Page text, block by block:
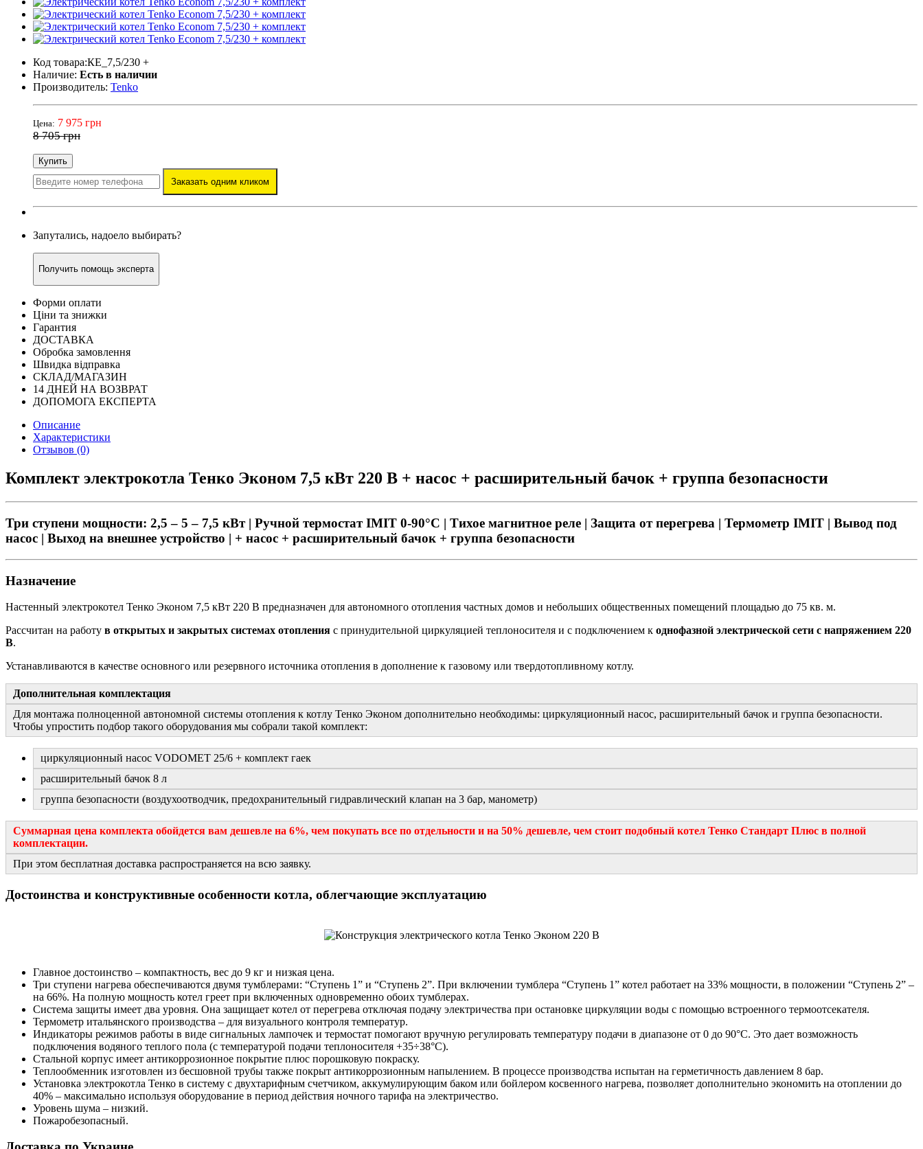
Код товара:КЕ_7,5/230 +
Наличие: Есть в наличии
Производитель: Tenko
Цена: 7 975 грн
8 705 грн
Купить
Заказать одним кликом
Запутались, надоело выбирать?
Получить помощь эксперта
Форми оплати
Ціни та знижки
Гарантия
ДОСТАВКА
Обробка замовлення
Швидка відправка
СКЛАД/МАГАЗИН
14 ДНЕЙ НА ВОЗВРАТ
ДОПОМОГА ЕКСПЕРТА
Описание
Характеристики
Отзывов (0)
Комплект электрокотла Тенко Эконом 7,5 кВт 220 В + насос + расширительный бачок + группа безопасности
Три ступени мощности: 2,5 – 5 – 7,5 кВт | Ручной термостат IMIT 0-90°С | Тихое магнитное реле | Защита от перегрева | Термометр IMIT | Вывод под
насос | Выход на внешнее устройство | + насос + расширительный бачок + группа безопасности
Назначение
Настенный электрокотел Тенко Эконом 7,5 кВт 220 В предназначен для автономного отопления частных домов и небольших общественных помещений площадью до 75 кв. м.
Рассчитан на работу в открытых и закрытых системах отопления с принудительной циркуляцией теплоносителя и с подключением к однофазной электрической сети с напряжением 220
В.
Устанавливаются в качестве основного или резервного источника отопления в дополнение к газовому или твердотопливному котлу.
Дополнительная комплектация
Для монтажа полноценной автономной системы отопления к котлу Тенко Эконом дополнительно необходимы: циркуляционный насос, расширительный бачок и группа безопасности.
Чтобы упростить подбор такого оборудования мы собрали такой комплект:
циркуляционный насос VODOMET 25/6 + комплект гаек
расширительный бачок 8 л
группа безопасности (воздухоотводчик, предохранительный гидравлический клапан на 3 бар, манометр)
Суммарная цена комплекта обойдется вам дешевле на 6%, чем покупать все по отдельности и на 50% дешевле, чем стоит подобный котел Тенко Стандарт Плюс в полной
комплектации.
При этом бесплатная доставка распространяется на всю заявку.
Достоинства и конструктивные особенности котла, облегчающие эксплуатацию
Главное достоинство – компактность, вес до 9 кг и низкая цена.
Три ступени нагрева обеспечиваются двумя тумблерами: “Ступень 1” и “Ступень 2”. При включении тумблера “Ступень 1” котел работает на 33% мощности, в положении “Ступень 2” –
на 66%. На полную мощность котел греет при включенных одновременно обоих тумблерах.
Система защиты имеет два уровня. Она защищает котел от перегрева отключая подачу электричества при остановке циркуляции воды с помощью встроенного термоотсекателя.
Термометр итальянского производства – для визуального контроля температур.
Индикаторы режимов работы в виде сигнальных лампочек и термостат помогают вручную регулировать температуру подачи в диапазоне от 0 до 90°С. Это дает возможность
подключения водяного теплого пола (с температурой подачи теплоносителя +35÷38°C).
Стальной корпус имеет антикоррозионное покрытие плюс порошковую покраску.
Теплообменник изготовлен из бесшовной трубы также покрыт антикоррозионным напылением. В процессе производства испытан на герметичность давлением 8 бар.
Установка электрокотла Тенко в систему с двухтарифным счетчиком, аккумулирующим баком или бойлером косвенного нагрева, позволяет дополнительно экономить на отоплении до
40% – максимально используя оборудование в период действия ночного тарифа на электричество.
Уровень шума – низкий.
Пожаробезопасный.